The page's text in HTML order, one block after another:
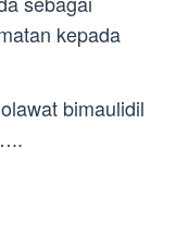
kepada
bimaulidil